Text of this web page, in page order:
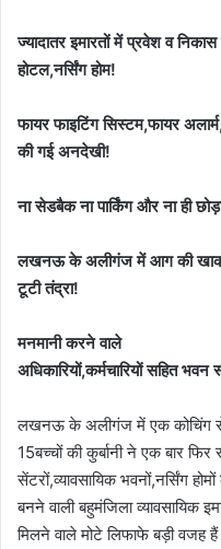
ज्यादातर इमारतों में प्रवेश व
होटल,नर्सिंग होम!
फायर फाइटिंग सिस्टम,फायर
की गई अनदेखी!
ना सेडबैक ना पार्किंग और ना ही
लखनऊ के अलीगंज में आग की खाक
टूटी तंद्रा!
मनमानी करने वाले
अधिकारियों,कर्मचारियों सहित भवन
लखनऊ के अलीगंज में एक कोचिंग
15बच्चों की कुर्बानी ने एक बार
सेंटरों,व्यावसायिक भवनों,नर्सिंग
बनने वाली बहुमंजिला व्यावसायिक
मिलने वाले मोटे लिफाफे बड़ी वजह हैं